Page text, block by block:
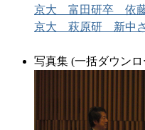
京大 富田研卒 依藤
京大 萩原研 新中
写真集 (一括ダウン